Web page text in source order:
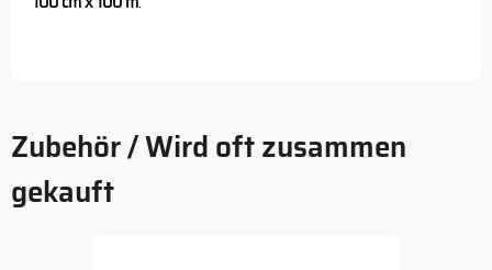
Zubehör / Wird oft zusammen
gekauft